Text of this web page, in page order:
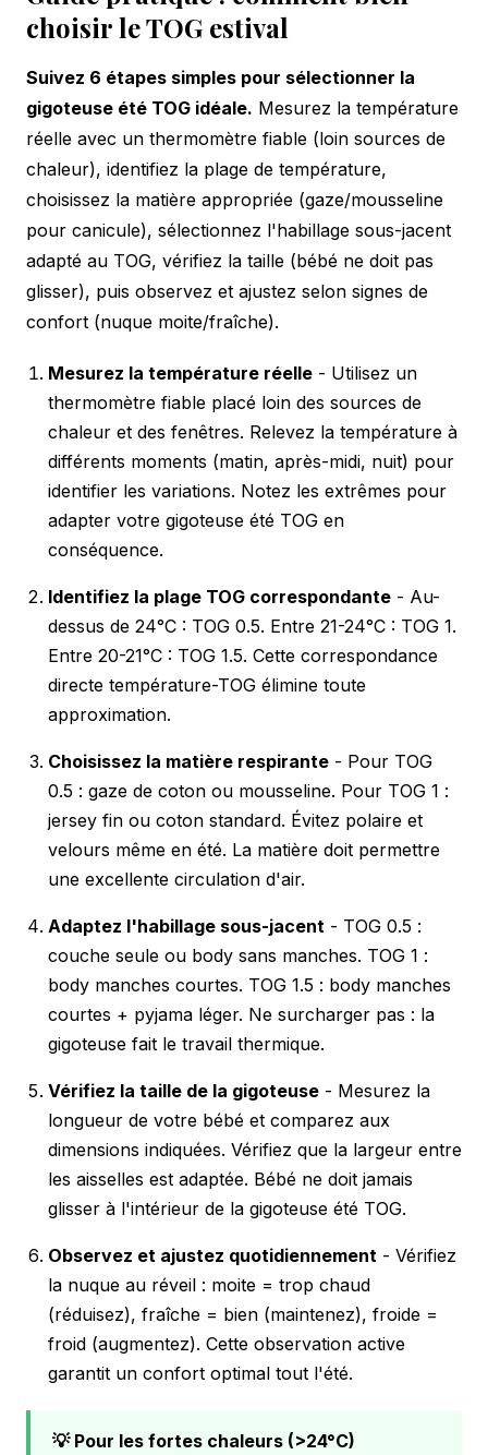
choisir le TOG estival
Suivez 6 étapes simples pour sélectionner la
gigoteuse été TOG idéale. Mesurez la température
réelle avec un thermomètre fiable (loin sources de
chaleur), identifiez la plage de température,
choisissez la matière appropriée (gaze/mousseline
pour canicule), sélectionnez l'habillage sous-jacent
adapté au TOG, vérifiez la taille (bébé ne doit pas
glisser), puis observez et ajustez selon signes de
confort (nuque moite/fraîche).
Mesurez la température réelle - Utilisez un
thermomètre fiable placé loin des sources de
chaleur et des fenêtres. Relevez la température à
différents moments (matin, après-midi, nuit) pour
identifier les variations. Notez les extrêmes pour
adapter votre gigoteuse été TOG en
conséquence.
Identifiez la plage TOG correspondante - Au-
dessus de 24°C : TOG 0.5. Entre 21-24°C : TOG 1.
Entre 20-21°C : TOG 1.5. Cette correspondance
directe température-TOG élimine toute
approximation.
Choisissez la matière respirante - Pour TOG
0.5 : gaze de coton ou mousseline. Pour TOG 1 :
jersey fin ou coton standard. Évitez polaire et
velours même en été. La matière doit permettre
une excellente circulation d'air.
Adaptez l'habillage sous-jacent - TOG 0.5 :
couche seule ou body sans manches. TOG 1 :
body manches courtes. TOG 1.5 : body manches
courtes + pyjama léger. Ne surcharger pas : la
gigoteuse fait le travail thermique.
Vérifiez la taille de la gigoteuse - Mesurez la
longueur de votre bébé et comparez aux
dimensions indiquées. Vérifiez que la largeur entre
les aisselles est adaptée. Bébé ne doit jamais
glisser à l'intérieur de la gigoteuse été TOG.
Observez et ajustez quotidiennement - Vérifiez
la nuque au réveil : moite = trop chaud
(réduisez), fraîche = bien (maintenez), froide =
froid (augmentez). Cette observation active
garantit un confort optimal tout l'été.
💡 Pour les fortes chaleurs (>24°C)